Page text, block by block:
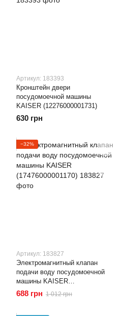
Артикул: 183393
Кронштейн двери
посудомоечной машины
KAISER (12276000001731)
630 грн
−32%
Артикул: 183827
Электромагнитный клапан
подачи воду посудомоечной
машины KAISER
(17476000001170)
688 грн 1 012 грн